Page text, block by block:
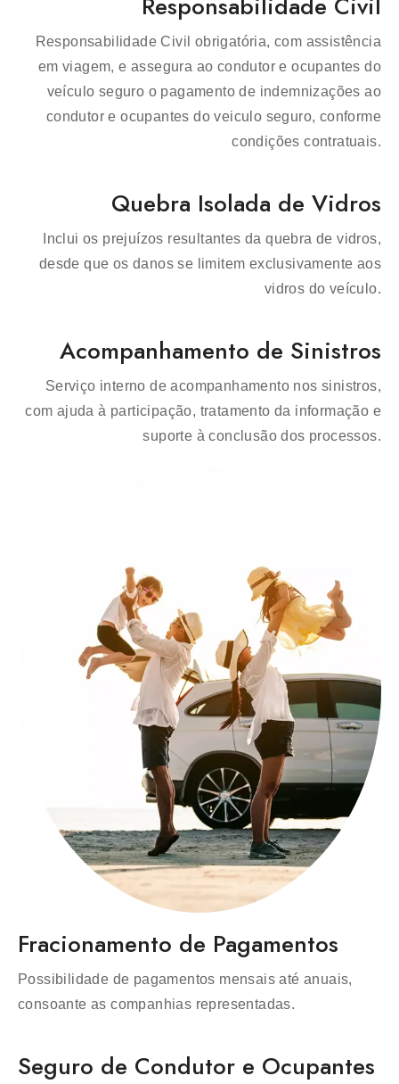
Responsabilidade Civil obrigatória, com assistência
em viagem, e assegura ao condutor e ocupantes do
veículo seguro o pagamento de indemnizações ao
condutor e ocupantes do veiculo seguro, conforme
condições contratuais.
Quebra Isolada de Vidros
Inclui os prejuízos resultantes da quebra de vidros,
desde que os danos se limitem exclusivamente aos
vidros do veículo.
Acompanhamento de Sinistros
Serviço interno de acompanhamento nos sinistros,
com ajuda à participação, tratamento da informação e
suporte à conclusão dos processos.
Fracionamento de Pagamentos
Possibilidade de pagamentos mensais até anuais,
consoante as companhias representadas.
Seguro de Condutor e Ocupantes